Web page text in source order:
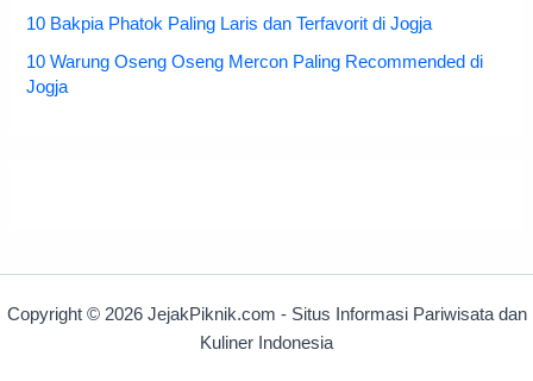
10 Bakpia Phatok Paling Laris dan Terfavorit di Jogja
10 Warung Oseng Oseng Mercon Paling Recommended di
Jogja
Copyright © 2026 JejakPiknik.com - Situs Informasi Pariwisata dan
Kuliner Indonesia